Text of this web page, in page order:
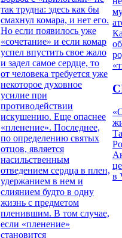
так трудна: здесь как бы
смахнул комара, и нет его.
Но если появилось уже
«сочетание» и если комар
успел впустить свое жало
и задел самое сердце, то
от человека требуется уже
некоторое духовное
усилие при
противодействии
искушению. Еще опаснее
«пленение». Последнее,
по определению святых
отцов, является
насильственным
отведением сердца в плен,
удержанием в нем и
слиянием будто в одну
жизнь с предметом
пленившим. В том случае,
если «пленение»
становится
в